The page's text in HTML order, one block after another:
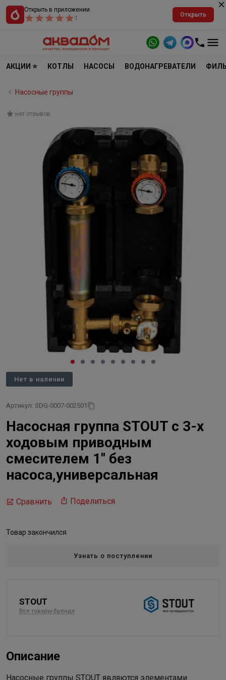
Открыть в приложении
1
Открыть
АКЦИИ ⭐ КОТЛЫ НАСОСЫ ВОДОНАГРЕВАТЕЛИ
Насосные группы
нет отзывов
Нет в наличии
Артикул: SDG-0007-002501
Насосная группа STOUT с 3-х
ходовым приводным
смесителем 1" без
насоса,универсальная
Сравнить Поделиться
Товар закончился
Узнать о поступлении
STOUT
Все товары бренда
Описание
Насосные группы STOUT являются элементами